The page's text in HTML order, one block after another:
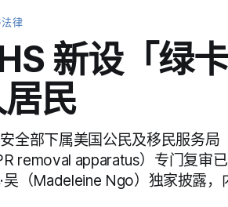
律
新设「绿
民
全部下属美国公民及移民服务局
removal apparatus）专门复
吴（Madeleine Ngo）独家披露